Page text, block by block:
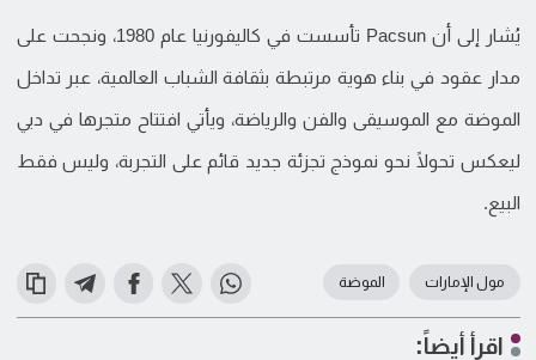
يُشار إلى أن Pacsun تأسست في كاليفورنيا عام 1980، ونجحت على
مدار عقود في بناء هوية مرتبطة بثقافة الشباب العالمية، عبر تداخل
الموضة مع الموسيقى والفن والرياضة، ويأتي افتتاح متجرها في دبي
ليعكس تحولًا نحو نموذج تجزئة جديد قائم على التجربة، وليس فقط
البيع.
مول الإمارات الموضة
اقرأ أيضاً: